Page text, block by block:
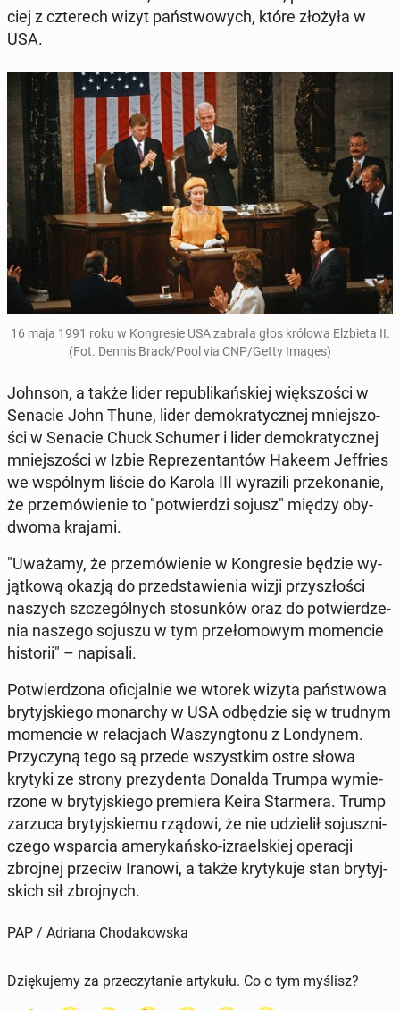
ciej z czte­rech wizyt pań­stwo­wych, które złożyła w
USA.
16 maja 1991 roku w Kon­gre­sie USA zabrała głos królowa Elż­bie­ta II.
(Fot. Dennis Brack/Pool via CNP/Getty Images)
Johnson, a także lider re­pu­bli­kań­skiej więk­szo­ści w
Senacie John Thune, lider de­mo­kra­tycz­nej mniej­szo­
ści w Senacie Chuck Schumer i lider de­mo­kra­tycz­nej
mniej­szo­ści w Izbie Re­pre­zen­tan­tów Hakeem Jef­fries
we wspól­nym liście do Karola III wy­ra­zi­li prze­ko­na­nie,
że prze­mó­wie­nie to "po­twier­dzi sojusz" między oby­
dwo­ma krajami.
"Uważamy, że prze­mó­wie­nie w Kon­gre­sie będzie wy­
jąt­ko­wą okazją do przed­sta­wie­nia wizji przy­szło­ści
naszych szcze­gól­nych sto­sun­ków oraz do po­twier­dze­
nia naszego sojuszu w tym prze­ło­mo­wym mo­men­cie
hi­sto­rii" – na­pi­sa­li.
Po­twier­dzo­na ofi­cjal­nie we wtorek wizyta pań­stwo­wa
bry­tyj­skie­go mo­nar­chy w USA od­bę­dzie się w trudnym
mo­men­cie w re­la­cjach Wa­szyng­to­nu z Lon­dy­nem.
Przy­czy­ną tego są przede wszyst­kim ostre słowa
krytyki ze strony pre­zy­den­ta Donalda Trumpa wy­mie­
rzo­ne w bry­tyj­skie­go pre­mie­ra Keira Star­me­ra. Trump
zarzuca bry­tyj­skie­mu rządowi, że nie udzie­lił so­jusz­ni­
cze­go wspar­cia ame­ry­kań­sko-izra­el­skiej ope­ra­cji
zbroj­nej przeciw Iranowi, a także kry­ty­ku­je stan bry­tyj­
skich sił zbroj­nych.
PAP / Adriana Chodakowska
Dziękujemy za przeczytanie artykułu. Co o tym myślisz?